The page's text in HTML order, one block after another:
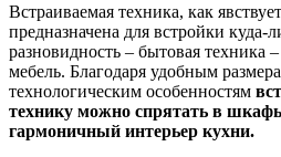
Встраиваемая техника, как
предназначена для встройки куда-
разновидность – бытовая техника
мебель. Благодаря удобным
технологическим особенностям
технику можно спрятать в
гармоничный интерьер кухни.